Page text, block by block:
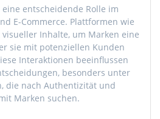
entscheidende Rolle im
E-Commerce. Plattformen wie
Inhalte, um Marken eine
sie mit potenziellen Kunden
Interaktionen beeinflussen
besonders unter
die nach Authentizität und
Marken suchen.